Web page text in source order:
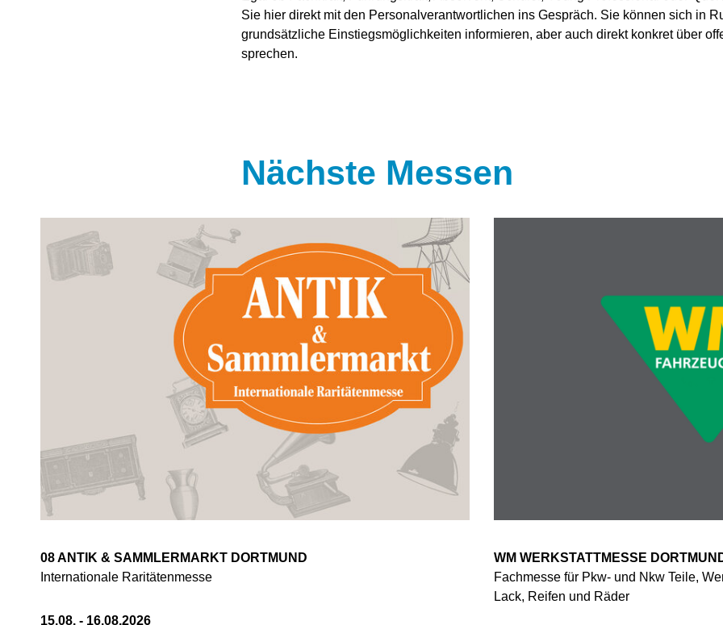
Sie hier direkt mit den Personalverantwortlichen ins Gespräch. Sie können sich in
grundsätzliche Einstiegsmöglichkeiten informieren, aber auch direkt konkret über
sprechen.
Nächste Messen
08 ANTIK & SAMMLERMARKT DORTMUND
Internationale Raritätenmesse
15.08. - 16.08.2026
WM WERKSTATTMESSE
Fachmesse für Pkw- und Nkw Teile,
Lack, Reifen und Räder